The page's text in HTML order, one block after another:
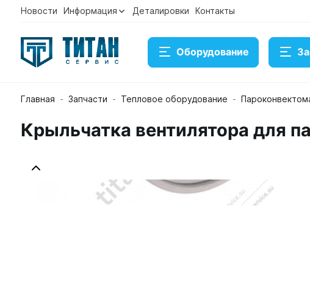
Новости Информация Деталировки Контакты
Оборудование
Главная Запчасти Тепловое оборудование
Крыльчатка вентилятора для пароконвектомата Unox XV
15 992 ₽
Консультация
Крыльчатка вентилятора для